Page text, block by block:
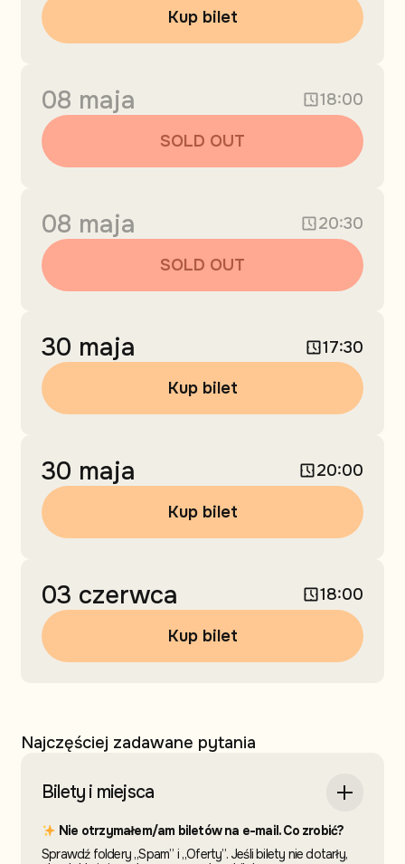
Kup bilet
08 maja
18:00
SOLD OUT
08 maja
20:30
SOLD OUT
30 maja
17:30
Kup bilet
30 maja
20:00
Kup bilet
03 czerwca
18:00
Kup bilet
Najczęściej zadawane pytania
Bilety i miejsca
Nie otrzymałem/am biletów na e-mail. Co zrobić?
Sprawdź foldery „Spam” i „Oferty”. Jeśli bilety nie dotarły,